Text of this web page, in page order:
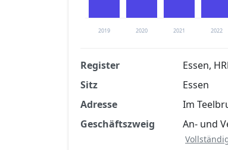
2019 2020 2021 2022
Finanzkennzahlen nach
Jetzt
Register
Essen,
Sitz
Essen
Adresse
Im
Geschäftszweig
An- und